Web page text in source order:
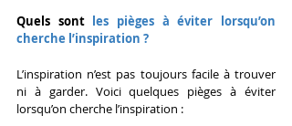
Quels sont les pièges à éviter lorsqu’on
cherche l’inspiration ?
L’inspiration n’est pas toujours facile à trouver
ni à garder. Voici quelques pièges à éviter
lorsqu’on cherche l’inspiration :